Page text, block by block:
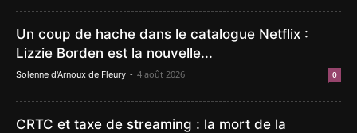
Un coup de hache dans le catalogue Netflix :
Lizzie Borden est la nouvelle...
Solenne d'Arnoux de Fleury - 4 août 2026 0
CRTC et taxe de streaming : la mort de la